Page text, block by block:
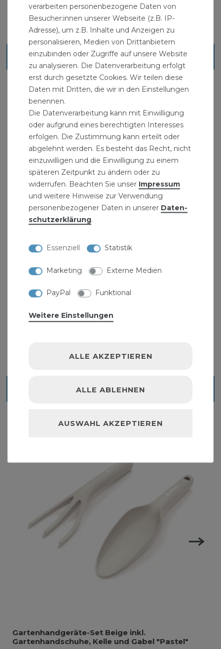
Ähnliche Artikel
Frühbeet mit Aluprofil FB600
46,99 € *
Blick ins Sortiment
Gartenhandgeräte-Set Beige inkl.
Gartenhandschuhe, Kelle und Gabel "Pastel"
verarbeiten personenbezogene Daten von
Besucher:innen unserer Webseite (z.B. IP-
Adresse), um z.B. Inhalte und Anzeigen zu
personalisieren, Medien von Drittanbietern
einzubinden oder Zugriffe auf unsere Website
zu analysieren. Die Datenverarbeitung erfolgt
erst durch gesetzte Cookies. Wir teilen diese
Daten mit Dritten, die wir in den Einstellungen
benennen.
Die Datenverarbeitung kann mit Einwilligung
oder aufgrund eines berechtigten Interesses
erfolgen. Die Zustimmung kann erteilt oder
abgelehnt werden. Es besteht das Recht, nicht
einzuwilligen und die Einwilligung zu einem
späteren Zeitpunkt zu ändern oder zu
widerrufen. Beachten Sie unser Impressum
und weitere Hinweise zur Verwendung
personenbezogener Daten in unserer Daten­
schutz­erklärung.
Essenziell Statistik
Marketing Externe Medien
PayPal Funktional
Weitere Einstellungen
ALLE AKZEPTIEREN
ALLE ABLEHNEN
AUSWAHL AKZEPTIEREN